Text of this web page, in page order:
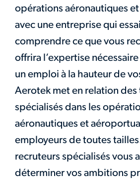
opérations aéronautiques
avec une entreprise qui
comprendre ce que vous
offrira l’expertise
un emploi à la hauteur de
Aerotek met en relation des
spécialisés dans les
aéronautiques et
employeurs de toutes
recruteurs spécialisés vous
déterminer vos ambitions